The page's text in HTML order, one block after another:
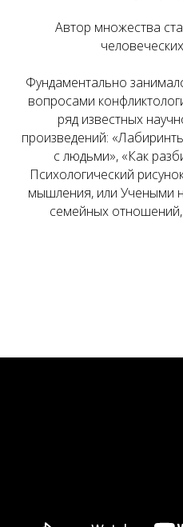
Автор множества
Фундаментально
вопросами
ряд известных
произведений:
с людьми», «Как
Психологический
мышления, или Учеными
семейных